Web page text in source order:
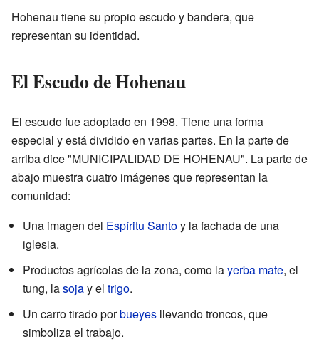
Hohenau tiene su propio escudo y bandera, que
representan su identidad.
El Escudo de Hohenau
El escudo fue adoptado en 1998. Tiene una forma
especial y está dividido en varias partes. En la parte de
arriba dice "MUNICIPALIDAD DE HOHENAU". La parte de
abajo muestra cuatro imágenes que representan la
comunidad:
Una imagen del Espíritu Santoy la fachada de una
iglesia.
Productos agrícolas de la zona, como layerba mate, el
tung, lasojay el trigo.
Un carro tirado porbueyes llevando troncos, que
simboliza el trabajo.